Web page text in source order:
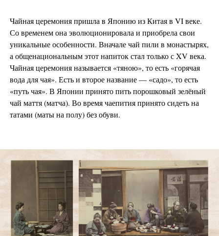
Чайная церемония пришла в Японию из Китая в VI веке.
Со временем она эволюционировала и приобрела свои
уникальные особенности. Вначале чай пили в монастырях,
а общенациональным этот напиток стал только с XV века.
Чайная церемония называется «тяною», то есть «горячая
вода для чая». Есть и второе название — «садо», то есть
«путь чая». В Японии принято пить порошковый зелёный
чай маття (матча). Во время чаепития принято сидеть на
татами (маты на полу) без обуви.